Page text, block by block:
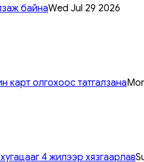
байнаWed Jul 29 2026
карт олгохоос татгалзана
4 жилээр хязгаарлав